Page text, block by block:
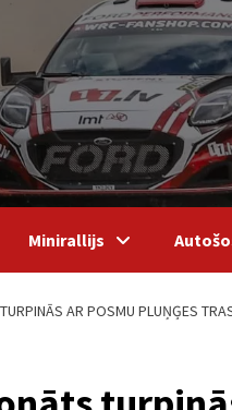
Minirallijs
AR POSMU PLUŅĢES